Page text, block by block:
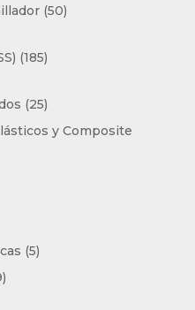
5050
185185
2525
productos
y Composite
55
289